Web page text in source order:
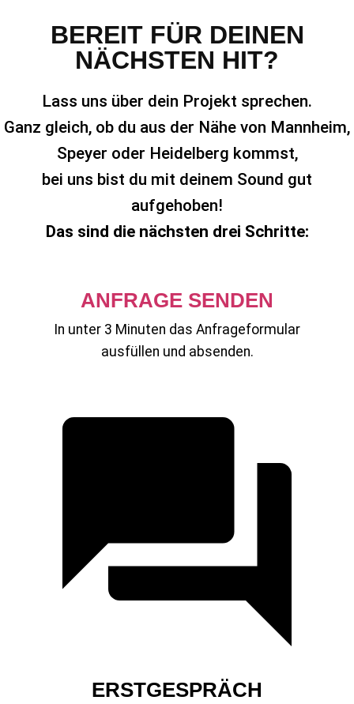
BEREIT FÜR DEINEN
NÄCHSTEN HIT?
Lass uns über dein Projekt sprechen.
Ganz gleich, ob du aus der Nähe von Mannheim,
Speyer oder Heidelberg kommst,
bei uns bist du mit deinem Sound gut
aufgehoben!
Das sind die nächsten drei Schritte:
ANFRAGE SENDEN
In unter 3 Minuten das Anfrageformular
ausfüllen und absenden.
ERSTGESPRÄCH